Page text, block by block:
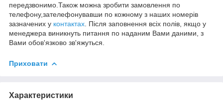
передзвонимо.Також можна зробити замовлення по
телефону,зателефонувавши по кожному з наших номерів
зазначених у контактах . Після заповнення всіх полів, якщо у
менеджера виникнуть питання по наданим Вами даними, з
Вами обов'язково зв'яжуться.
Приховати
Характеристики